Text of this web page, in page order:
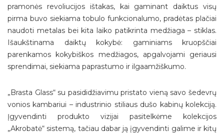
pramonės revoliucijos ištakas, kai gaminant daiktus visų
pirma buvo siekiama tobulo funkcionalumo, pradėtas plačiai
naudoti metalas bei kita laiko patikrinta medžiaga – stiklas.
Išaukštinama daiktų kokybė: gaminiams kruopščiai
parenkamos kokybiškos medžiagos, apgalvojami geriausi
sprendimai, siekiama paprastumo ir ilgaamžiškumo.
„Brasta Glass“ su pasididžiavimu pristato vieną savo šedevrų
vonios kambariui – industrinio stiliaus dušo kabinų kolekciją.
Įgyvendinti produkto vizijai pasitelkėme kolekcijos
„Akrobatė“ sistemą, tačiau dabar ją įgyvendinti galime ir kitų